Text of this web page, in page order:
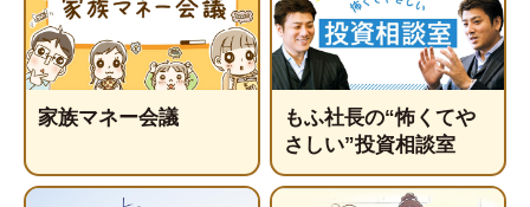
家族マネー会議
もふ社長の“怖くてや
さしい”投資相談室